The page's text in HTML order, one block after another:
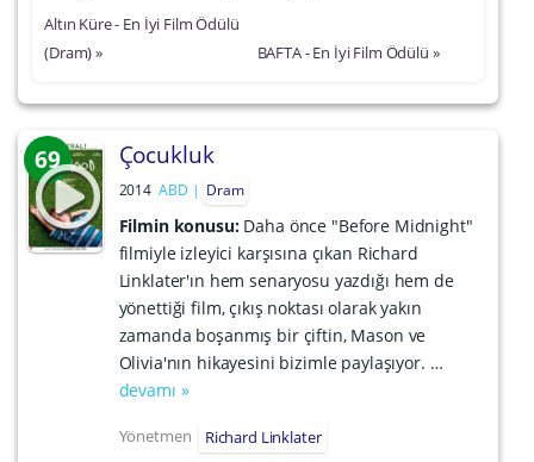
Altın Küre - En İyi Film Ödülü
(Dram) »
BAFTA - En İyi Film Ödülü »
69 Çocukluk
2014 ABD Dram
Filmin konusu: Daha önce "Before Midnight"
filmiyle izleyici karşısına çıkan Richard
Linklater'ın hem senaryosu yazdığı hem de
yönettiği film, çıkış noktası olarak yakın
zamanda boşanmış bir çiftin, Mason ve
Olivia'nın hikayesini bizimle paylaşıyor. …
devamı »
Yönetmen
Richard Linklater